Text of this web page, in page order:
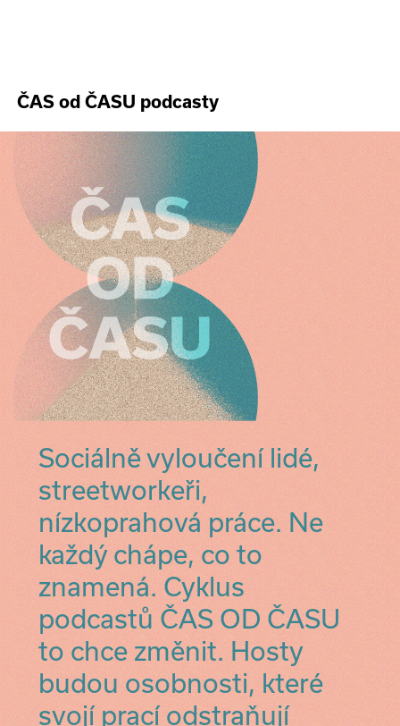
ČAS od ČASU podcasty
Sociálně vyloučení lidé,
streetworkeři,
nízkoprahová práce. Ne
každý chápe, co to
znamená. Cyklus
podcastů ČAS OD ČASU
to chce změnit. Hosty
budou osobnosti, které
svojí prací odstraňují